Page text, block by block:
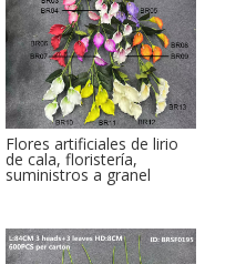
Flores artificiales de lirio
de cala, floristería,
suministros a granel